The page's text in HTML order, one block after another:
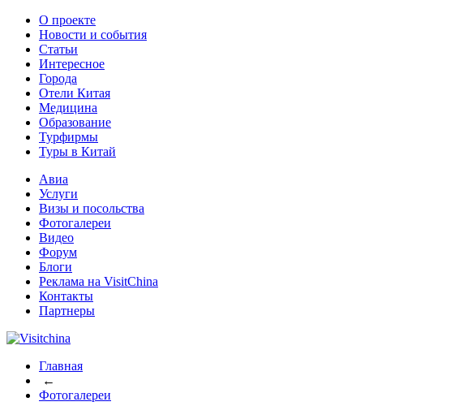
О проекте
Новости и события
Статьи
Интересное
Города
Отели Китая
Медицина
Образование
Турфирмы
Туры в Китай
Авиа
Услуги
Визы и посольства
Фотогалереи
Видео
Форум
Блоги
Реклама на VisitChina
Контакты
Партнеры
Главная
←
Фотогалереи